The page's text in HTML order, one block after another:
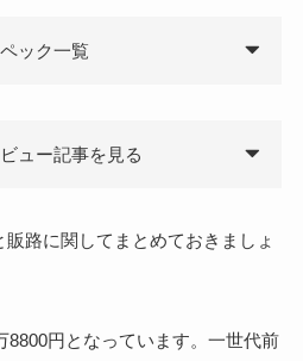
ック一覧
ュー記事を見る
販路に関してまとめておきましょ
8800円となっています。一世代前